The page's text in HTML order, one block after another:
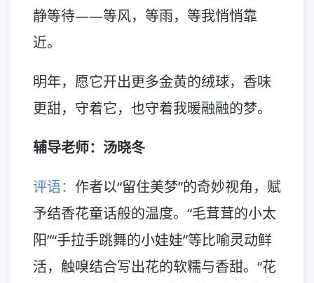
静等待——等风，等雨，等我悄悄靠
近。
明年，愿它开出更多金黄的绒球，香味
更甜，守着它，也守着我暖融融的梦。
辅导老师：汤晓冬
评语： 作者以“留住美梦”的奇妙视角，赋
予结香花童话般的温度。“毛茸茸的小太
阳”“手拉手跳舞的小娃娃”等比喻灵动鲜
活，触嗅结合写出花的软糯与香甜。“花